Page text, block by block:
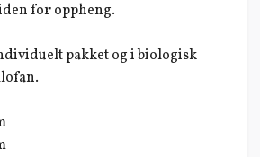
for oppheng.
pakket og i biologisk